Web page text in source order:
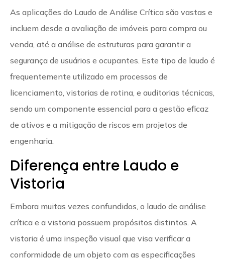
As aplicações do Laudo de Análise Crítica são vastas e
incluem desde a avaliação de imóveis para compra ou
venda, até a análise de estruturas para garantir a
segurança de usuários e ocupantes. Este tipo de laudo é
frequentemente utilizado em processos de
licenciamento, vistorias de rotina, e auditorias técnicas,
sendo um componente essencial para a gestão eficaz
de ativos e a mitigação de riscos em projetos de
engenharia.
Diferença entre Laudo e
Vistoria
Embora muitas vezes confundidos, o laudo de análise
crítica e a vistoria possuem propósitos distintos. A
vistoria é uma inspeção visual que visa verificar a
conformidade de um objeto com as especificações